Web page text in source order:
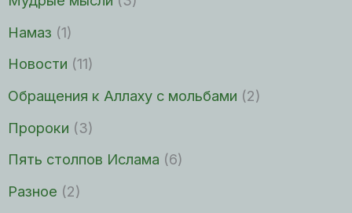
Намаз (1)
Новости (11)
Обращения к Аллаху с мольбами (2)
Пророки (3)
Пять столпов Ислама (6)
Разное (2)